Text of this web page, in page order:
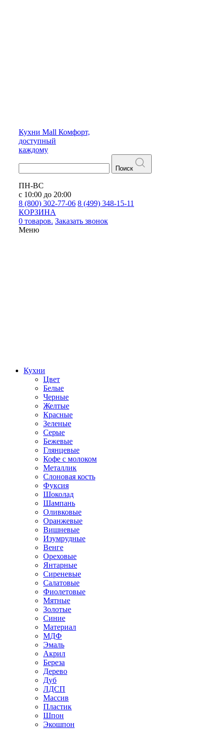
Кухни Mall Комфорт,
доступный
каждому
Поиск
ПН-ВС
с 10:00 до 20:00
8 (800) 302-77-06 8 (499) 348-15-11
КОРЗИНА
0 товаров. Заказать звонок
Меню
Кухни
Цвет
Белые
Черные
Желтые
Красные
Зеленые
Серые
Бежевые
Глянцевые
Кофе с молоком
Металлик
Слоновая кость
Фуксия
Шоколад
Шампань
Оливковые
Оранжевые
Вишневые
Изумрудные
Венге
Ореховые
Янтарные
Сиреневые
Салатовые
Фиолетовые
Мятные
Золотые
Синие
Материал
МДФ
Эмаль
Акрил
Береза
Дерево
Дуб
ЛДСП
Массив
Пластик
Шпон
Экошпон